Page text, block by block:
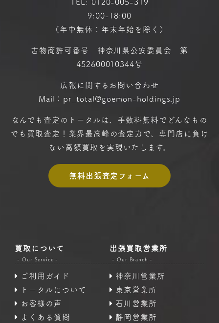
TEL: 0120-005-319
9:00-18:00
（年中無休：年末年始を除く）
古物商許可番号 神奈川県公安委員会 第
452600010344号
広報に関するお問い合わせ
Mail：pr_total@goemon-holdings.jp
なんでも査定のトータルは、手数料無料で どんなもの
でも買取査定！ 業界最高峰の査定力で、専門店に 負け
ない高額買取を実現いたします。
無料出張査定フォーム
買取について
- Our Service -
ご利用ガイド
トータルについて
お客様の声
よくある質問
出張買取営業所
- Our Branch -
神奈川営業所
東京営業所
石川営業所
静岡営業所